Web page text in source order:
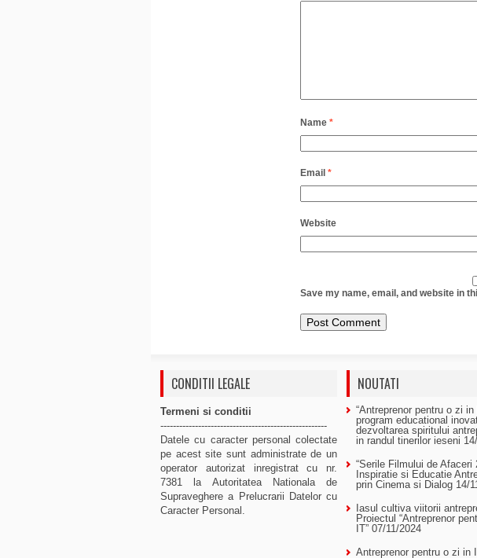
Name *
Email *
Website
Save my name, email, and website in
CONDITII LEGALE
Termeni si conditii
-----------------------------------------------------
Datele cu caracter personal colectate
pe acest site sunt administrate de un
operator autorizat inregistrat cu nr.
7381 la Autoritatea Nationala de
Supraveghere a Prelucrarii Datelor cu
Caracter Personal.
NOUTATI
“Antreprenor pentru o zi in
program educational
dezvoltarea spiritului
in randul tinerilor ieseni
“Serile Filmului de Afaceri
Inspiratie si Educatie
prin Cinema si Dialog 14/
Iasul cultiva viitorii
Proiectul “Antreprenor
IT” 07/11/2024
Antreprenor pentru o zi in